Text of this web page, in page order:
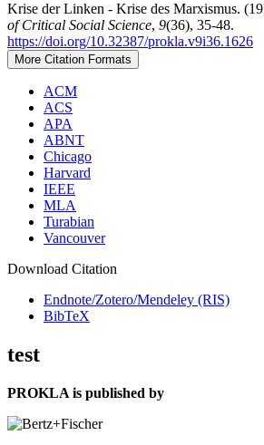
Krise der Linken - Krise des Marxismus.
of Critical Social Science, 9(36), 35-48.
https://doi.org/10.32387/prokla.v9i36.1626
More Citation Formats
ACM
ACS
APA
ABNT
Chicago
Harvard
IEEE
MLA
Turabian
Vancouver
Download Citation
Endnote/Zotero/Mendeley (RIS)
BibTeX
test
PROKLA is published by